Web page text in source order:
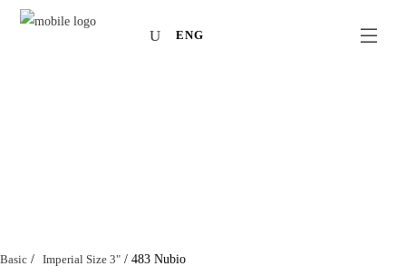
ENG
Basic / Imperial Size 3" / 483 Nubio